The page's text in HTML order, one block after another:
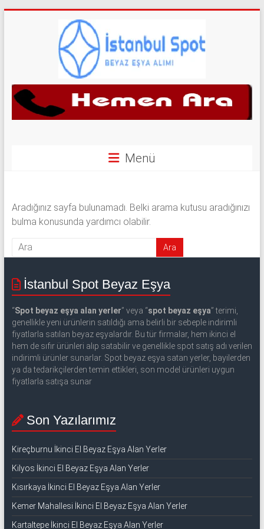
İkinci
El
Yerler
|
0
543
592
53
50
İkinci
el
olarak
buzdolabı,
çamaşır
makinesi,
bulaşık
makinesi,
derin
dondurucu,
Menü
Aradığınız sayfa bulunamadı. Belki arama kutusu aradığınızı
bulma konusunda yardımcı olabilir.
İstanbul Spot Beyaz Eşya
“Spot beyaz eşya alan yerler” veya “spot beyaz eşya” terimi,
genellikle yeni ürünlerin satıldığı ama belirli bir sebeple indirimli
fiyatlarla satılan beyaz eşyalardır. Bu tür firmalar, hem ikinci el
hem de sıfır ürünleri alıp satabilir ve genellikle spot satış adı verilen
indirimli ürünler sunarlar. Spot beyaz eşya satan yerler, bayilerden
ya da tedarikçilerden temin ettikleri, son model ürünleri uygun
fiyatlarla satışa sunar
Son Yazılarımız
Kireçburnu İkinci El Beyaz Eşya Alan Yerler
Kilyos İkinci El Beyaz Eşya Alan Yerler
Kısırkaya İkinci El Beyaz Eşya Alan Yerler
Kemer Mahallesi İkinci El Beyaz Eşya Alan Yerler
Kartaltepe İkinci El Beyaz Eşya Alan Yerler